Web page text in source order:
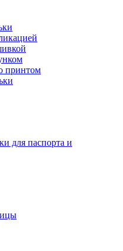
принтом
для паспорта и